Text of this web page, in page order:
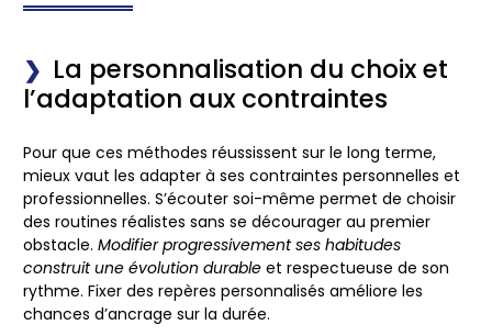
La personnalisation du choix et
l’adaptation aux contraintes
Pour que ces méthodes réussissent sur le long terme,
mieux vaut les adapter à ses contraintes personnelles et
professionnelles. S’écouter soi-même permet de choisir
des routines réalistes sans se décourager au premier
obstacle. Modifier progressivement ses habitudes
construit une évolution durable et respectueuse de son
rythme. Fixer des repères personnalisés améliore les
chances d’ancrage sur la durée.